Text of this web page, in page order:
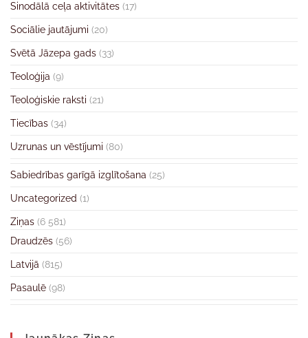
Sinodālā ceļa aktivitātes (17)
Sociālie jautājumi (20)
Svētā Jāzepa gads (33)
Teoloģija (9)
Teoloģiskie raksti (21)
Tiecības (34)
Uzrunas un vēstījumi (80)
Sabiedrības garīgā izglītošana (25)
Uncategorized (1)
Ziņas (6 581)
Draudzēs (56)
Latvijā (815)
Pasaulē (98)